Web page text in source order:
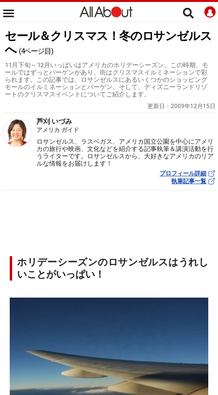
セール＆クリスマス！冬のロサンゼルス
へ (4ページ目)
11月下旬～12月いっぱいはアメリカのホリデーシーズン。この時期、モ
ールではずっとバーゲンがあり、街はクリスマスイルミネーションで彩
られます。この記事では、ロサンゼルスにあるいくつかのショッピング
モールのイルミネーションとバーゲン。そして、ディズニーランドリゾ
ートのクリスマスイベントについてご紹介します。
更新日： 2009年12月15日
芦刈 いづみ
アメリカ ガイド
ロサンゼルス、ラスベガス、アメリカ国立公園を中心にアメリ
カの旅行や映画、文化などを紹介する記事執筆＆講演活動を行
うライターです。ロサンゼルスから、大好きなアメリカのリア
ルな情報をお届けします！
プロフィール詳細
執筆記事一覧
ホリデーシーズンのロサンゼルスはうれし
いことがいっぱい！